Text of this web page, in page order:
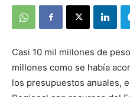
Casi 10 mil millones de
millones como se había
los presupuestos anuales,